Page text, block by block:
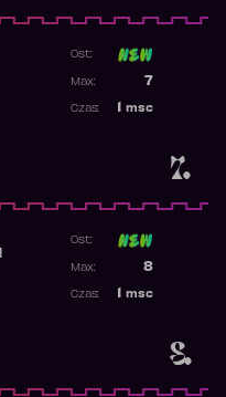
7.
Ost:
7
Max:
msc
Czas:
8.
Ost:
8
Max:
msc
Czas: